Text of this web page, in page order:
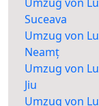
Suceava
Umzug von
Neamț
Umzug von
Jiu
Umzug von